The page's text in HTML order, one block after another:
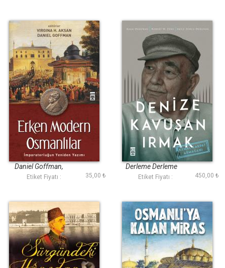
Erken Modern
Osmanlılar
Daniel Goffman,
Virginia H. Aksan
Etiket Fiyatı : 35,00 ₺
Denize Kavuşan
Irmak
Derleme Derleme
Etiket Fiyatı : 450,00 ₺